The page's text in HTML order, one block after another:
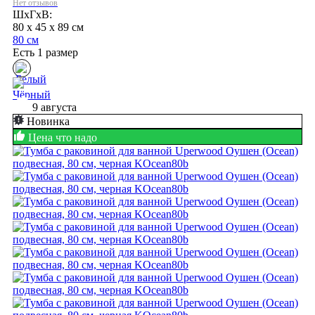
Нет отзывов
ШхГхВ:
80 x 45 x 89 см
80 см
Есть 1 размер
9 августа
Новинка
Цена что надо